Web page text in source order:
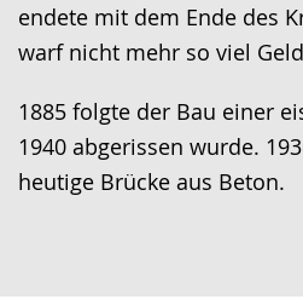
endete mit dem Ende des
warf nicht mehr so viel
1885 folgte der Bau einer
1940 abgerissen wurde.
heutige Brücke aus Beton.